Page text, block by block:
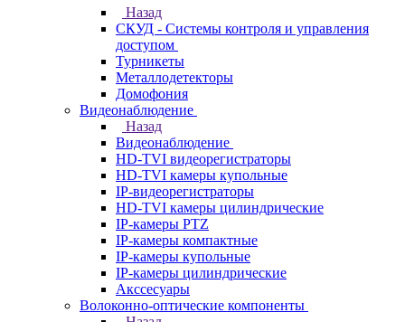
Назад
СКУД - Системы контроля и управления
доступом
Турникеты
Металлодетекторы
Домофония
Видеонаблюдение
Назад
Видеонаблюдение
HD-TVI видеорегистраторы
HD-TVI камеры купольные
IP-видеорегистраторы
HD-TVI камеры цилиндрические
IP-камеры PTZ
IP-камеры компактные
IP-камеры купольные
IP-камеры цилиндрические
Акссесуары
Волоконно-оптические компоненты